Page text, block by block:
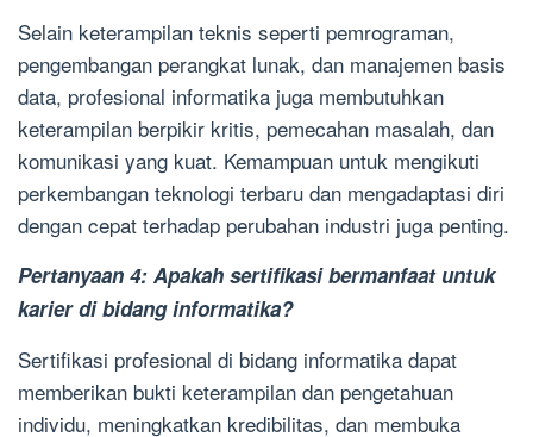
Selain keterampilan teknis seperti pemrograman,
pengembangan perangkat lunak, dan manajemen basis
data, profesional informatika juga membutuhkan
keterampilan berpikir kritis, pemecahan masalah, dan
komunikasi yang kuat. Kemampuan untuk mengikuti
perkembangan teknologi terbaru dan mengadaptasi diri
dengan cepat terhadap perubahan industri juga penting.
Pertanyaan 4: Apakah sertifikasi bermanfaat untuk
karier di bidang informatika?
Sertifikasi profesional di bidang informatika dapat
memberikan bukti keterampilan dan pengetahuan
individu, meningkatkan kredibilitas, dan membuka